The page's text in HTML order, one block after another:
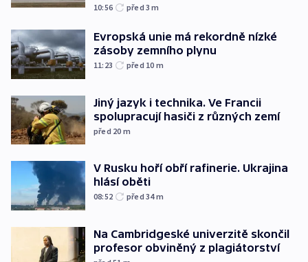
10:56 před 3m
Evropská unie má rekordně nízké
zásoby zemního plynu
11:23 před 10 m
Jiný jazyk i technika. Ve Francii
spolupracují hasiči z různých zemí
před 20 m
V Rusku hoří obří rafinerie. Ukrajina
hlásí oběti
08:52 před 34m
Na Cambridgeské univerzitě skončil
profesor obviněný z plagiátorství